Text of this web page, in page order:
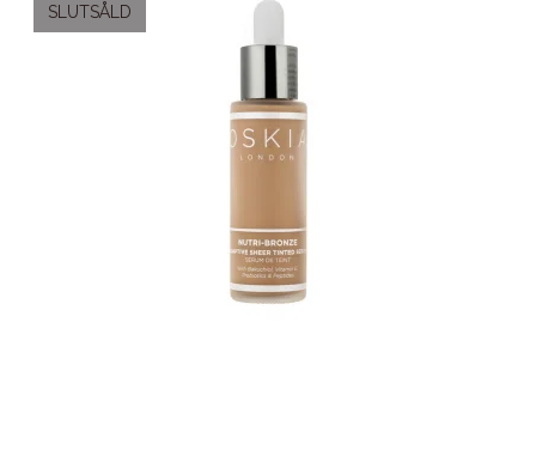
SLUTSÅLD